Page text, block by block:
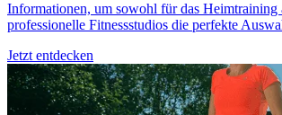
Informationen, um sowohl für das Heimtraining
professionelle Fitnessstudios die perfekte
Jetzt entdecken